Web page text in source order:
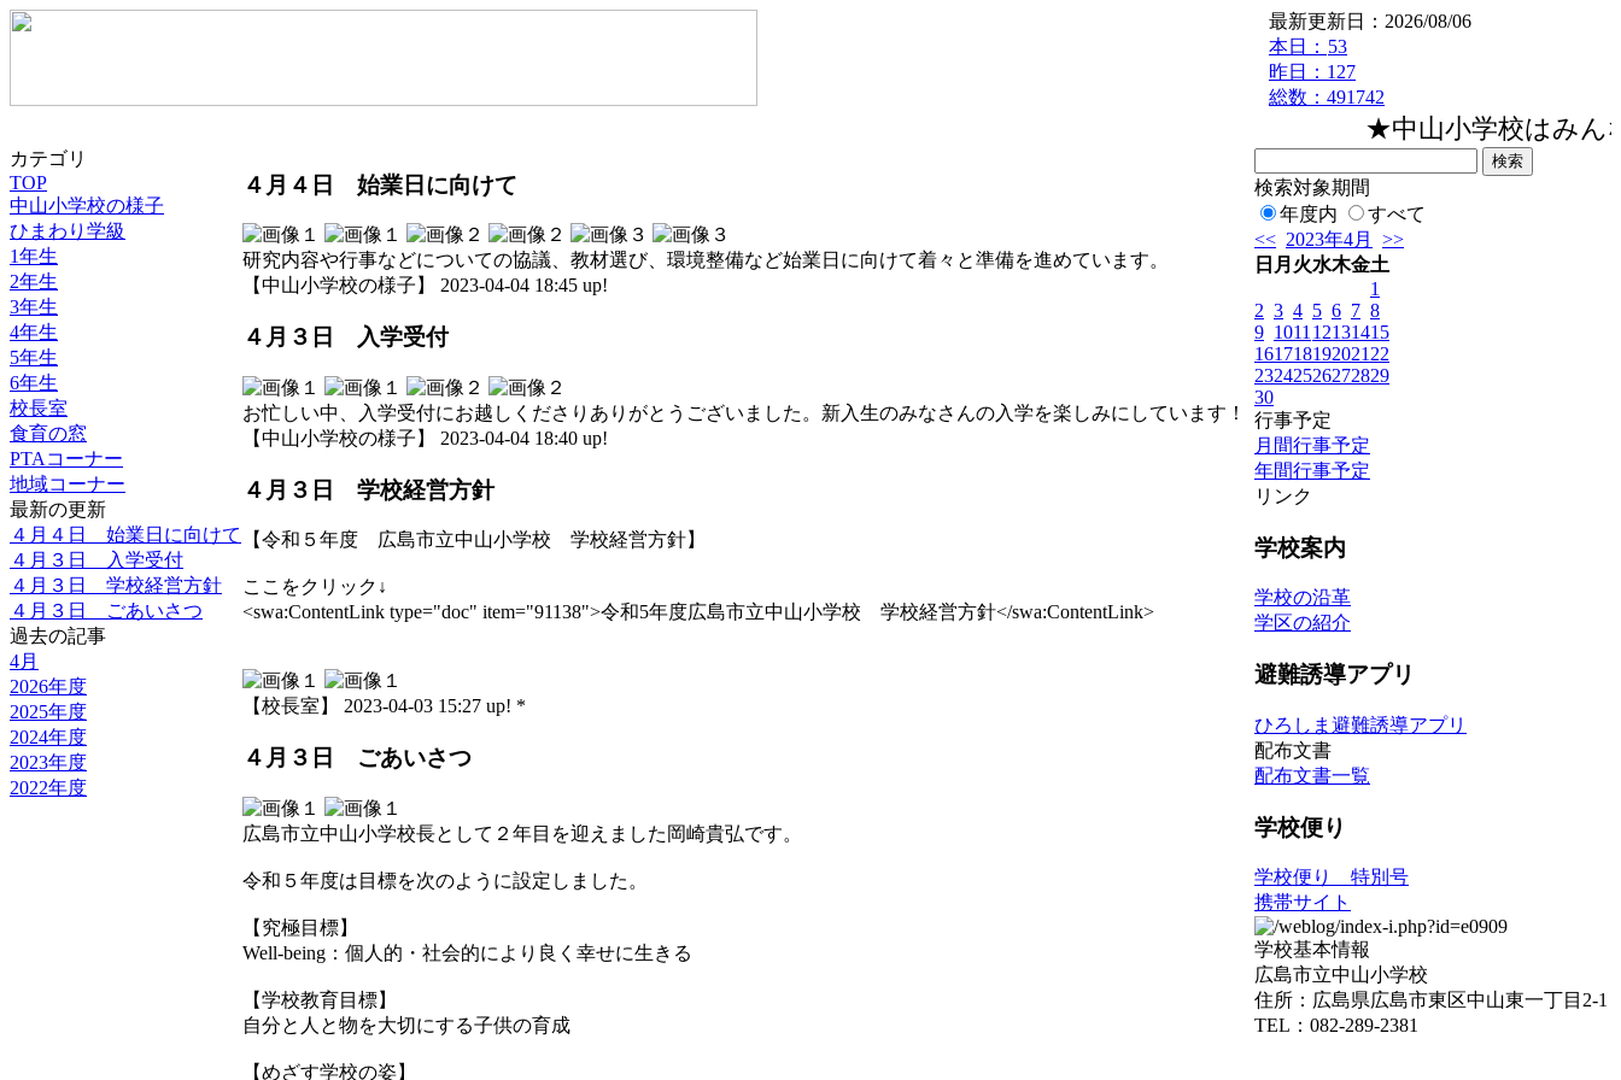
最新更新日：2026/08/06
本日： 53
昨日：127
総数：491742
★中山小学校はみん
カテゴリ
TOP
中山小学校の様子
ひまわり学級
1年生
2年生
3年生
4年生
5年生
6年生
校長室
食育の窓
PTAコーナー
地域コーナー
最新の更新
４月４日 始業日に向けて
４月３日 入学受付
４月３日 学校経営方針
４月３日 ごあいさつ
過去の記事
4月
2026年度
2025年度
2024年度
2023年度
2022年度
４月４日 始業日に向けて
研究内容や行事などについての協議、教材選び、環境整備など始業日に向けて着々と準備を進めています。
【中山小学校の様子】 2023-04-04 18:45 up!
４月３日 入学受付
お忙しい中、入学受付にお越しくださりありがとうございました。新入生のみなさんの入学を楽しみにしています！
【中山小学校の様子】 2023-04-04 18:40 up!
４月３日 学校経営方針
【令和５年度 広島市立中山小学校 学校経営方針】
ここをクリック↓
<swa:ContentLink type="doc" item="91138">令和5年度広島市立中山小学校 学校経営方針</swa:ContentLink>
【校長室】 2023-04-03 15:27 up! *
４月３日 ごあいさつ
広島市立中山小学校長として２年目を迎えました岡崎貴弘です。
令和５年度は目標を次のように設定しました。
【究極目標】
Well-being：個人的・社会的により良く幸せに生きる
【学校教育目標】
自分と人と物を大切にする子供の育成
【めざす学校の姿】
検索対象期間
年度内
すべて
<< 2023年4月
>>
日 月 火水木金土
1
2 3 4 5 6 7 8
9 1011 12131415
161718192021 22
23242526272829
30
行事予定
月間行事予定
年間行事予定
リンク
学校案内
学校の沿革
学区の紹介
避難誘導アプリ
ひろしま避難誘導アプリ
配布文書
配布文書一覧
学校便り
学校便り 特別号
携帯サイト
学校基本情報
広島市立中山小学校
住所：広島県広島市東区中山東一丁目2-1
TEL：082-289-2381